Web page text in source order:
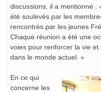
discussions, il a mentionné :
été soulevés par les
rencontrés par les jeunes
Chaque réunion a été une
voies pour renforcer la vie
dans le monde actuel. »
En ce qui
concerne les